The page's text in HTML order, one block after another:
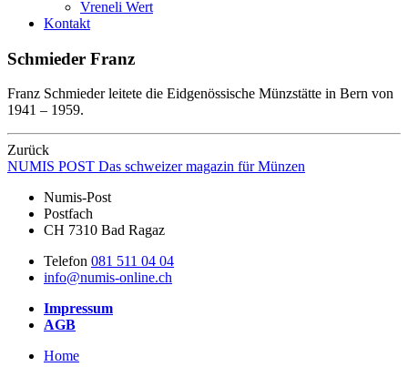
Vreneli Wert
Kontakt
Schmieder Franz
Franz Schmieder leitete die Eidgenössische Münzstätte in Bern von
1941 – 1959.
Zurück
NUMIS POST Das schweizer magazin für Münzen
Numis-Post
Postfach
CH 7310 Bad Ragaz
Telefon 081 511 04 04
info@numis-online.ch
Impressum
AGB
Home